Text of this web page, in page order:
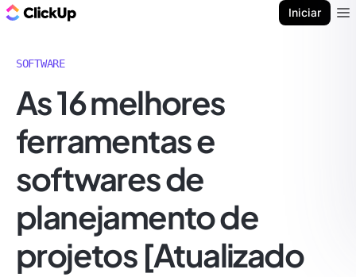
Iniciar
SOFTWARE
As 16 melhores
ferramentas e
softwares de
planejamento de
projetos [Atualizado